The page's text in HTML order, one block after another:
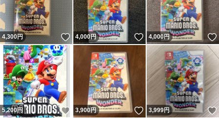
4,300円 いいね！
4,000円 いいね！
4,000円
5,200 円 いいね！
3,900円 いいね！
3,999円